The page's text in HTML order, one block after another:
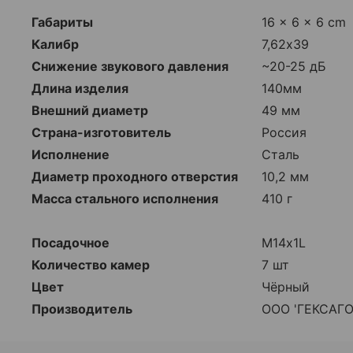
Габариты
16 × 6 × 6 cm
Калибр
7,62х39
Снижение звукового давления
~20-25 дБ
Длина изделия
140мм
Внешний диаметр
49 мм
Страна-изготовитель
Россия
Исполнение
Сталь
Диаметр проходного отверстия
10,2 мм
Масса стального исполнения
410 г
Посадочное
М14х1L
Количество камер
7 шт
Цвет
Чёрный
Производитель
ООО